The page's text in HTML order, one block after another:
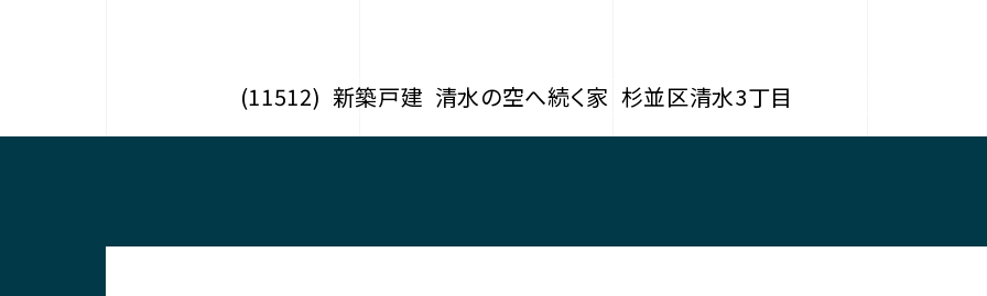
(11512) 新築戸建 清水の空へ続く家 杉並区清水3丁目